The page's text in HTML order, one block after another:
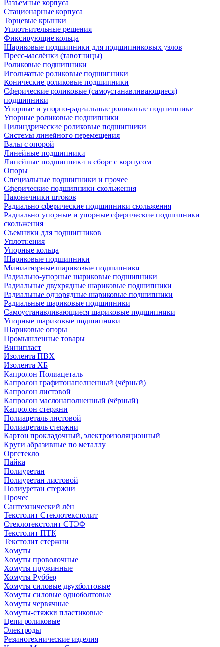
Разъемные корпуса
Стационарные корпуса
Торцевые крышки
Уплотнительные решения
Фиксирующие кольца
Шариковые подшипники для подшипниковых узлов
Пресс-маслёнки (тавотницы)
Роликовые подшипники
Игольчатые роликовые подшипники
Конические роликовые подшипники
Сферические роликовые (самоустанавливающиеся)
подшипники
Упорные и упорно-радиальные роликовые подшипники
Упорные роликовые подшипники
Цилиндрические роликовые подшипники
Системы линейного перемещения
Валы с опорой
Линейные подшипники
Линейные подшипники в сборе с корпусом
Опоры
Специальные подшипники и прочее
Сферические подшипники скольжения
Наконечники штоков
Радиально сферические подшипники скольжения
Радиально-упорные и упорные сферические подшипники
скольжения
Съемники для подшипников
Уплотнения
Упорные кольца
Шариковые подшипники
Миниатюрные шариковые подшипники
Радиально-упорные шариковые подшипники
Радиальные двухрядные шариковые подшипники
Радиальные однорядные шариковые подшипники
Радиальные шариковые подшипники
Самоустанавливающиеся шариковые подшипники
Упорные шариковые подшипники
Шариковые опоры
Промышленные товары
Винипласт
Изолента ПВХ
Изолента ХБ
Капролон Полиацеталь
Капролон графитонаполненный (чёрный)
Капролон листовой
Капролон маслонаполненный (чёрный)
Капролон стержни
Полиацеталь листовой
Полиацеталь стержни
Картон прокладочный, электроизоляционный
Круги абразивные по металлу
Оргстекло
Пайка
Полиуретан
Полиуретан листовой
Полиуретан стержни
Прочее
Сантехнический лён
Текстолит Стеклотекстолит
Стеклотекстолит СТЭФ
Текстолит ПТК
Текстолит стержни
Хомуты
Хомуты проволочные
Хомуты пружинные
Хомуты Руббер
Хомуты силовые двухболтовые
Хомуты силовые одноболтовые
Хомуты червячные
Хомуты-стяжки пластиковые
Цепи роликовые
Электроды
Резинотехнические изделия